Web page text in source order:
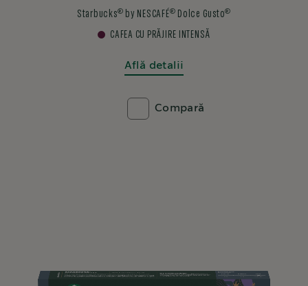
Starbucks® by NESCAFÉ® Dolce Gusto®
CAFEA CU PRĂJIRE INTENSĂ
Află detalii
Compară